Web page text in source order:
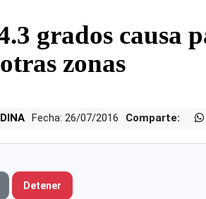
grados causa
zonas
Fecha: 26/07/2016 Comparte:
Detener